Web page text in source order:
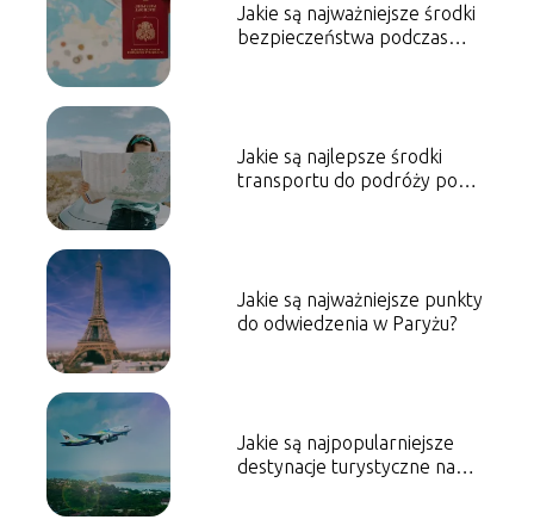
Jakie są najważniejsze środki
bezpieczeństwa podczas
Jakie są najlepsze środki
transportu do podróży po
Jakie są najważniejsze punkty
do odwiedzenia w Paryżu?
Jakie są najpopularniejsze
destynacje turystyczne na